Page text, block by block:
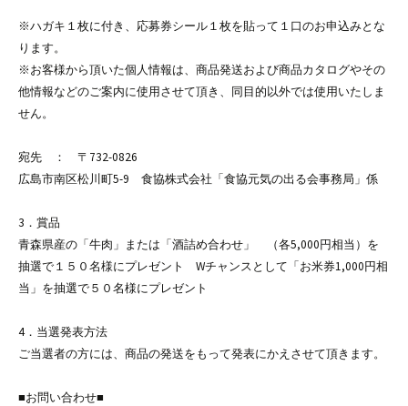
※ハガキ１枚に付き、応募券シール１枚を貼って１口のお申込みとな
ります。
※お客様から頂いた個人情報は、商品発送および商品カタログやその
他情報などのご案内に使用させて頂き、同目的以外では使用いたしま
せん。
宛先 ： 〒732-0826
広島市南区松川町5-9 食協株式会社「食協元気の出る会事務局」係
3．賞品
青森県産の「牛肉」または「酒詰め合わせ」 （各5,000円相当）を
抽選で１５０名様にプレゼント Wチャンスとして「お米券1,000円相
当」を抽選で５０名様にプレゼント
4．当選発表方法
ご当選者の方には、商品の発送をもって発表にかえさせて頂きます。
■お問い合わせ■